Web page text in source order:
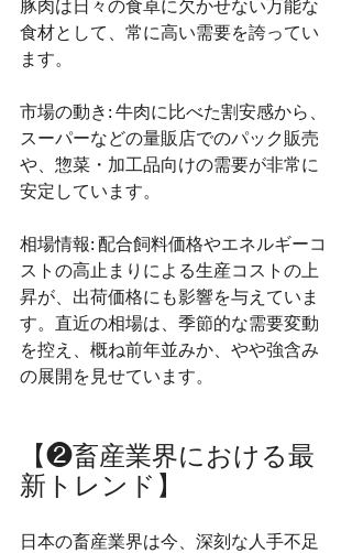
豚肉は日々の食卓に欠かせない万能な
食材として、常に高い需要を誇ってい
ます。
市場の動き: 牛肉に比べた割安感から、
スーパーなどの量販店でのパック販売
や、惣菜・加工品向けの需要が非常に
安定しています。
相場情報: 配合飼料価格やエネルギーコ
ストの高止まりによる生産コストの上
昇が、出荷価格にも影響を与えていま
す。直近の相場は、季節的な需要変動
を控え、概ね前年並みか、やや強含み
の展開を見せています。
【❷畜産業界における最
新トレンド】
日本の畜産業界は今、深刻な人手不足